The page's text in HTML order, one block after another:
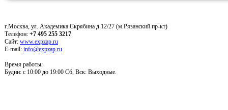
г.Москва, ул. Академика Скрябина д.12/27 (м.Рязанский пр-кт)
Телефон: +7 495 255 3217
Сайт: www.expzap.ru
E-mail: info@expzap.ru
Время работы:
Будни: c 10:00 до 19:00 Сб, Вск: Выходные.